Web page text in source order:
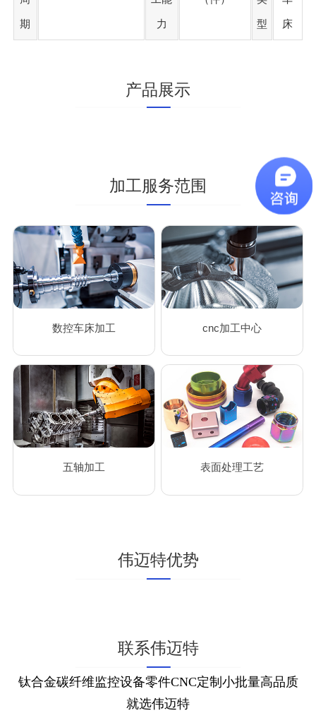
期 力 型 床
产品展示
加工服务范围
数控车床加工 cnc加工中心
五轴加工 表面处理工艺
伟迈特优势
联系伟迈特
钛合金碳纤维监控设备零件CNC定制小批量高品质
就选伟迈特